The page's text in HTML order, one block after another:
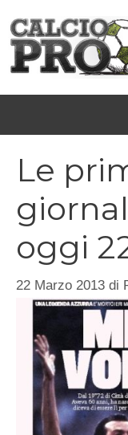
contenuto
Le
oggi
22 Marzo 2013 di